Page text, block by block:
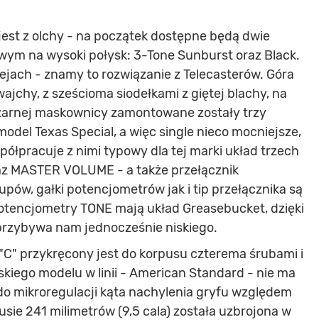
z olchy - na początek dostępne będą dwie
na wysoki połysk: 3-Tone Sunburst oraz Black.
- znamy to rozwiązanie z Telecasterów. Góra
z sześcioma siodełkami z giętej blachy, na
maskownicy zamontowane zostały trzy
Texas Special, a więc single nieco mocniejsze,
z nimi typowy dla tej marki układ trzech
VOLUME - a także przełącznik
gałki potencjometrów jak i tip przełącznika są
TONE mają układ Greasebucket, dzięki
nam jednocześnie niskiego.
przykręcony jest do korpusu czterema śrubami i
modelu w linii - American Standard - nie ma
mikroregulacji kąta nachylenia gryfu względem
241 milimetrów (9,5 cala) została uzbrojona w